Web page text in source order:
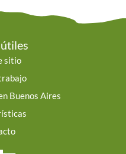
sitio
Buenos Aires